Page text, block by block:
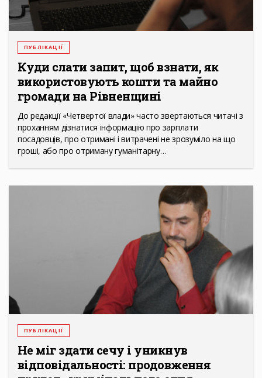
ПУБЛІКАЦІЇ
Куди слати запит, щоб взнати, як
використовують кошти та майно
громади на Рівненщині
До редакції «Четвертої влади» часто звертаються читачі з
проханням дізнатися інформацію про зарплати
посадовців, про отримані і витрачені не зрозуміло на що
гроші, або про отриману гуманітарну…
ПУБЛІКАЦІЇ
Не міг здати сечу і уникнув
відповідальності: продовження